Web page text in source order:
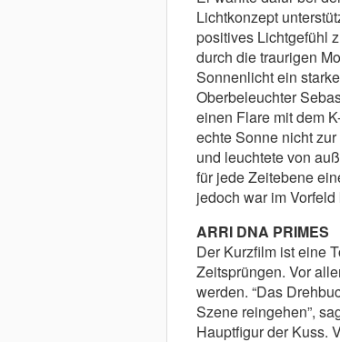
Lichtkonzept
positives Lichtgefühl
durch die traurigen
Sonnenlicht ein
Oberbeleuchter
einen Flare mit dem
echte Sonne nicht
und leuchtete von
für jede Zeitebene
jedoch war im
ARRI DNA PRIMES
Der Kurzfilm ist eine
Zeitsprüngen. Vor
werden. “Das
Szene reingehen”,
Hauptfigur der Kuss.